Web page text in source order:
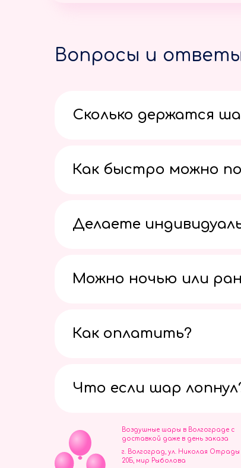
Вопросы и
Сколько держатся
Как быстро можно
Делаете
Можно ночью или
Как оплатить?
Что если шар
Воздушные шары в Волгограде с
доставкой даже в день заказа
г. Волгоград, ул. Николая Отрады
20Б, мир Рыболова